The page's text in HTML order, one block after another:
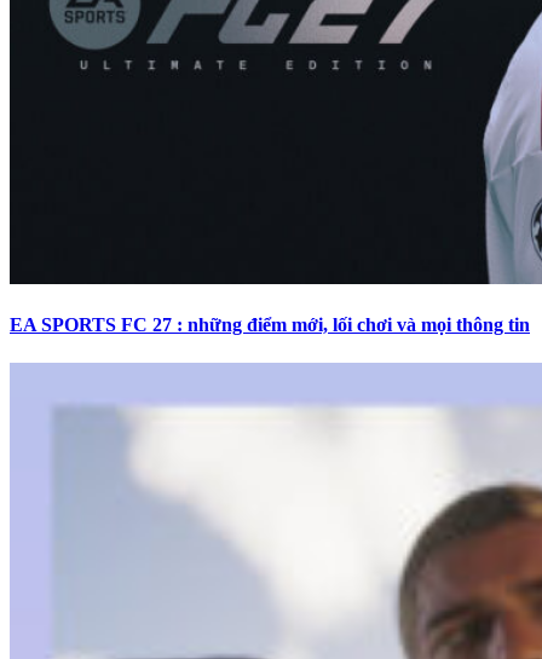
EA SPORTS FC 27 : những điểm mới, lối chơi và mọi thông tin